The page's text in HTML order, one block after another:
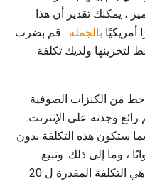
، يمكنك تقدير أن هذا
بالجملة . قم بضرب
ولديك تكلفة
من الكنزات الصوفية
وجدته على الإنترنت.
ستكون هذه التكلفة بدون
، وما إلى ذلك. وتبيع
البلوزات بانتظام بسعر 50 دولارًا. ما هي التكلفة المقدرة ل 20